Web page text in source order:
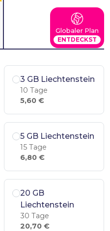
Globaler Plan
ENTDECKST
3 GB Liechtenstein
10 Tage
5,60 €
5 GB Liechtenstein
15 Tage
6,80 €
20 GB
Liechtenstein
30 Tage
20,70 €